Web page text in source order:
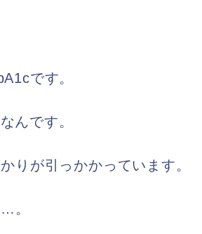
です。
んです。
りが引っかかっています。
。